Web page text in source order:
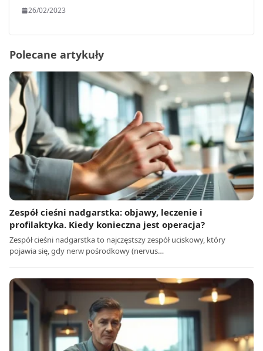
26/02/2023
Polecane artykuły
Zespół cieśni nadgarstka: objawy, leczenie i
profilaktyka. Kiedy konieczna jest operacja?
Zespół cieśni nadgarstka to najczęstszy zespół uciskowy, który
pojawia się, gdy nerw pośrodkowy (nervus…